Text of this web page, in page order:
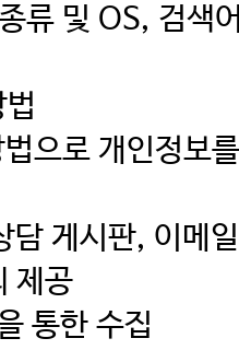
류 및 OS, 검색
으로 개인정보
담 게시판, 이메
제공
통한 수집